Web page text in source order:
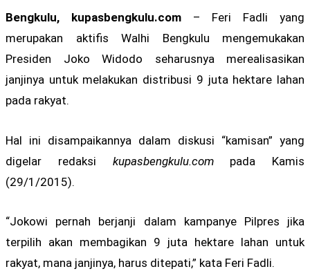
Bengkulu, kupasbengkulu.com– Feri Fadli yang
merupakan aktifis Walhi Bengkulu mengemukakan
Presiden Joko Widodo seharusnya merealisasikan
janjinya untuk melakukan distribusi 9 juta hektare lahan
pada rakyat.
Hal ini disampaikannya dalam diskusi “kamisan” yang
digelar redaksi kupasbengkulu.compada Kamis
(29/1/2015).
“Jokowi pernah berjanji dalam kampanye Pilpres jika
terpilih akan membagikan 9 juta hektare lahan untuk
rakyat, mana janjinya, harus ditepati,” kata Feri Fadli.